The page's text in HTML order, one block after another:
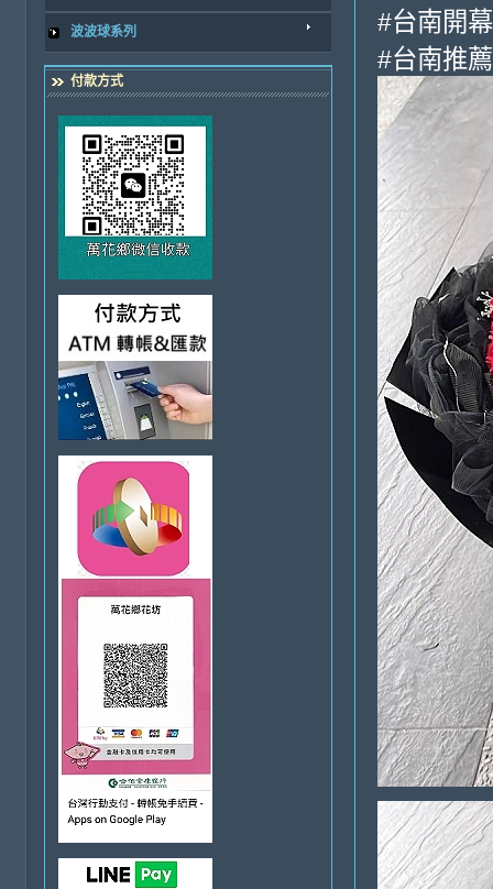
波波球系列
付款方式
#台南開
#台南推